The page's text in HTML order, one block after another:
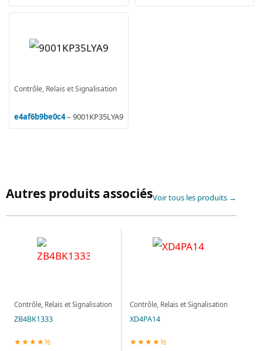
Contrôle, Relais et Signalisation
e4af6b9be0c4– 9001KP35LYA9
Autres produits associésVoir tous les produits →
Contrôle, Relais et Signalisation
ZB4BK1333
★★★★½
Contrôle, Relais et Signalisation
XD4PA14
★★★★½